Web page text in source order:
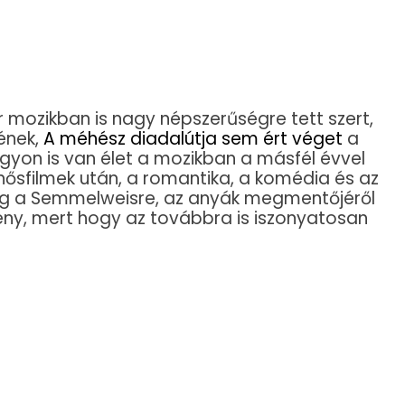
is nagy népszerűségre tett szert,
A méhész diadalútja sem ért véget a
is van élet a mozikban a másfél évvel
után, a romantika, a komédia és az
a Semmelweisre, az anyák megmentőjéről
mert hogy az továbbra is iszonyatosan